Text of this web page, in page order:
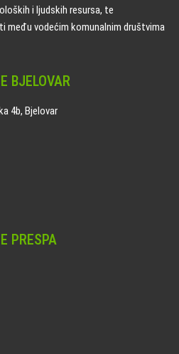
i ljudskih resursa, te
među vodećim komunalnim društvima
BJELOVAR
4b, Bjelovar
PRESPA